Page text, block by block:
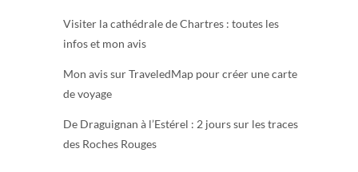
Visiter la cathédrale de Chartres : toutes les
infos et mon avis
Mon avis sur TraveledMap pour créer une carte
de voyage
De Draguignan à l’Estérel : 2 jours sur les traces
des Roches Rouges